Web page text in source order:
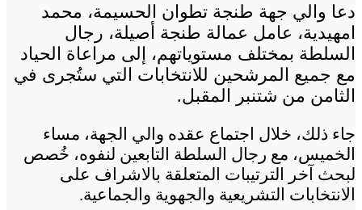
دعا والي جهة طنجة تطوان الحسيمة، محمد
امهيدية، عامل عمالة طنجة أصيلة، رجال
السلطة بمختلف مستوياتهم، إلى مراعاة الحياد
مع جميع المرشحين للانتخابات التي ستُجرى في
الثامن من شتنبر المقبل.
جاء ذلك، خلال اجتماع عقده والي الجهة، مساء
الخميس، مع رجال السلطة التابعين لنفوه، خُصص
لبحث آخر الترتيبات المتعلقة بالاشراف على
الانتخابات التشريعية والجهوية والجماعية.